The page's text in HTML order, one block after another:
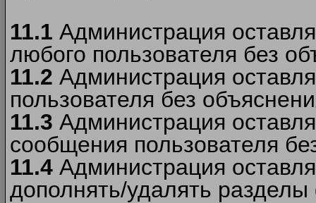
11.1 Администрация
любого пользователя без
11.2 Администрация
пользователя без
11.3 Администрация
сообщения пользователя
11.4 Администрация
дополнять/удалять